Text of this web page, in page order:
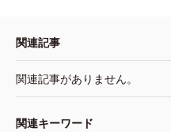
関連記事
関連記事がありません。
関連キーワード